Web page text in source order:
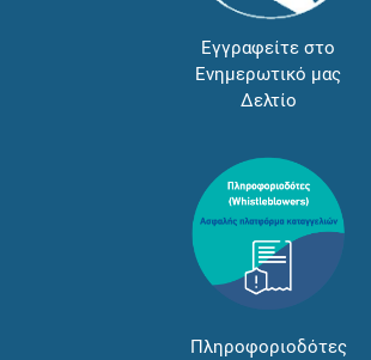
Εγγραφείτε στο
Ενημερωτικό μας
Δελτίο
Πληροφοριοδότες